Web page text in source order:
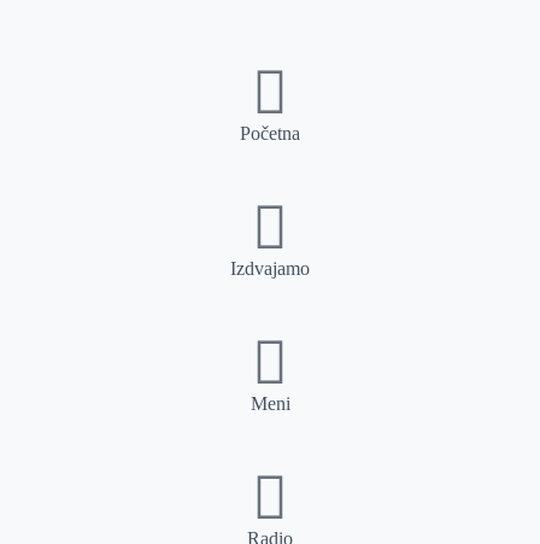
Početna
Izdvajamo
Meni
Radio